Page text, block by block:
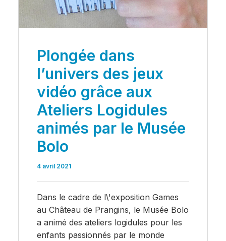
Plongée dans
l’univers des jeux
vidéo grâce aux
Ateliers Logidules
animés par le Musée
Bolo
4 avril 2021
Dans le cadre de l\'exposition Games
au Château de Prangins, le Musée Bolo
a animé des ateliers logidules pour les
enfants passionnés par le monde